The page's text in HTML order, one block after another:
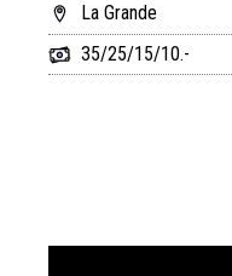
La Grande
35/25/15/10.-